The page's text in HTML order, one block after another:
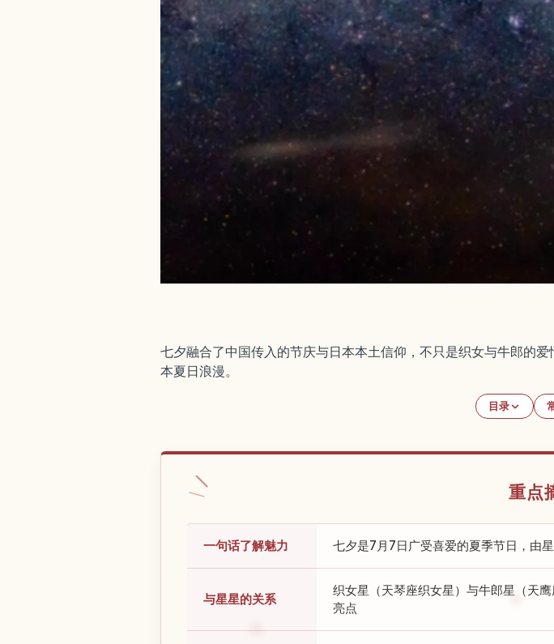
七夕融合了中国传入的节庆与日本本土信仰，不只是织女与牛郎的
本夏日浪漫。
目录
重点
一句话了解魅力 七夕是7月7日广受喜爱的夏季节日，由
与星星的关系
织女星（天琴座织女星）与牛郎星（天
亮点